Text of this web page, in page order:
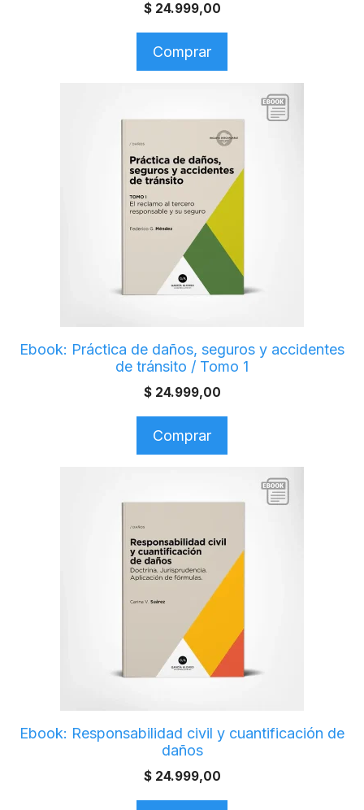
$24.999,00
Comprar
Ebook: Práctica de daños, seguros y accidentes
de tránsito / Tomo 1
$24.999,00
Comprar
Ebook: Responsabilidad civil y cuantificación de
daños
$24.999,00